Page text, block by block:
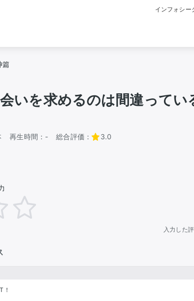
インフォシー
篇
いを求めるのは間違って
再生時間： - 総合評価： 3.0
入力した
！